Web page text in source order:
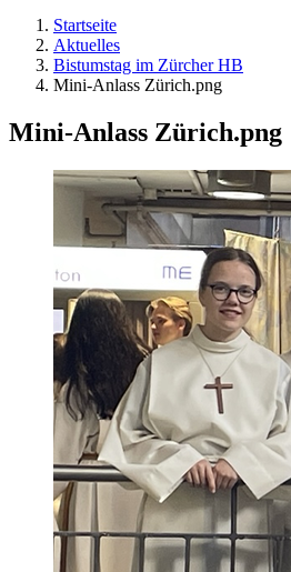
Startseite
Aktuelles
Bistumstag im Zürcher HB
Mini-Anlass Zürich.png
Mini-Anlass Zürich.png